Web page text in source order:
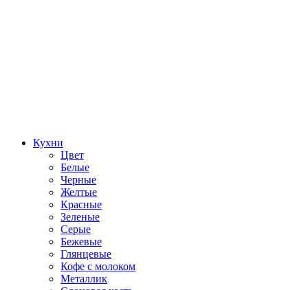
Кухни
Цвет
Белые
Черные
Желтые
Красные
Зеленые
Серые
Бежевые
Глянцевые
Кофе с молоком
Металлик